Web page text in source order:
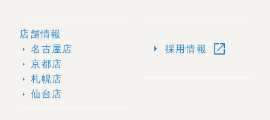
店舗情報
arrow_right 名古屋店
arrow_right 京都店
arrow_right 札幌店
arrow_right 仙台店
arrow_right 採用情報 open_in_new